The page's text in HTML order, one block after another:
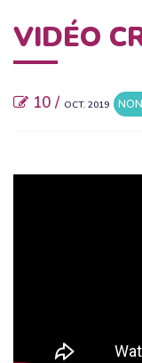
VIDÉO
10 / OCT. 2019